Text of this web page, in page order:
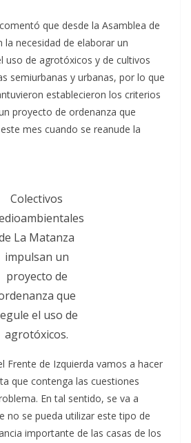
que desde la Asamblea de
la necesidad de elaborar un
uso de agrotóxicos y de cultivos
semiurbanas y urbanas, por lo que
establecieron los criterios
proyecto de ordenanza que
mes cuando se reanude la
Colectivos
La Matanza
impulsan un
proyecto de
que
el uso de
agrotóxicos.
Frente de Izquierda vamos a hacer
que contenga las cuestiones
En tal sentido, se va a
no se pueda utilizar este tipo de
importante de las casas de los